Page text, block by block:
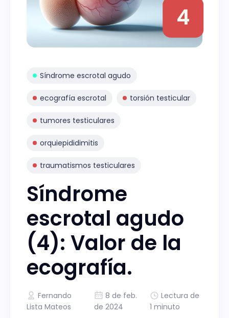
4
Síndrome escrotal agudo
ecografía escrotal torsión testicular
tumores testiculares
orquiepididimitis
traumatismos testiculares
Síndrome
escrotal agudo
(4): Valor de la
ecografía.
Fernando
Lista Mateos
8 de feb.
de 2024
Lectura de
1 minuto